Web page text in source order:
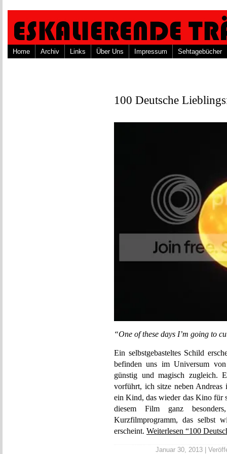
Home Archiv Links Über Uns Impressum Sehtagebücher
100 Deutsche
“One of these days I’m going to
Ein selbstgebasteltes Schild
befinden uns im Universum
günstig und magisch zugleich.
vorführt, ich sitze neben
ein Kind, das wieder das Kino für
diesem Film ganz
Kurzfilmprogramm, das selbst
erscheint. Weiterlesen “100
Januar 30, 2013 |